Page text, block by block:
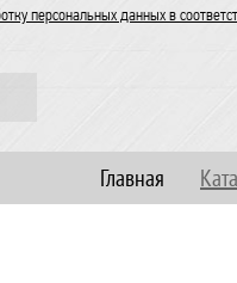
персональных данных в
Главная